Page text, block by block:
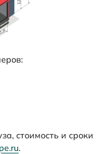
стоимость и сроки
.